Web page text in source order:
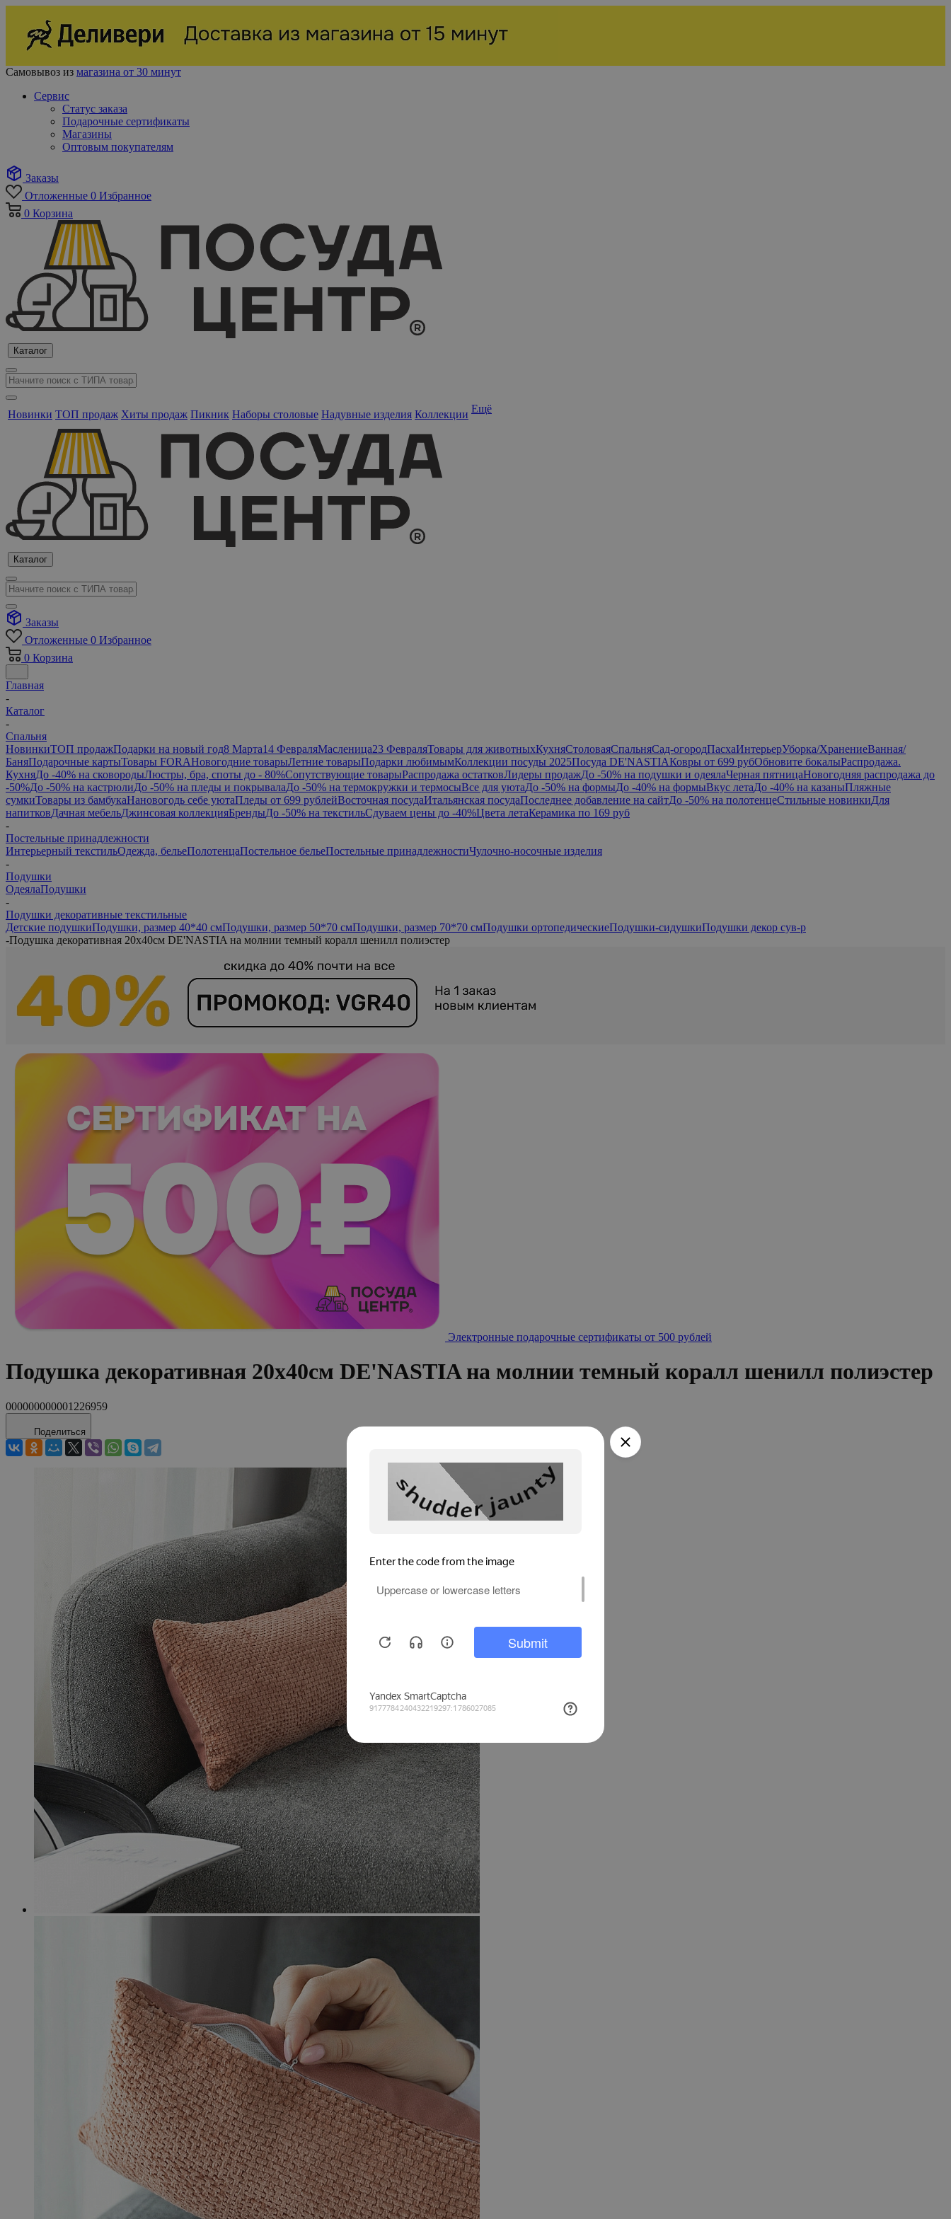
Самовывоз из магазина от 30 минут
Сервис
Статус заказа
Подарочные сертификаты
Магазины
Оптовым покупателям
Заказы
Отложенные 0 Избранное
0 Корзина
Каталог
Новинки ТОП продаж Хиты продаж Пикник Наборы столовые Надувные изделия Коллекции Ещё
Каталог
Заказы
Отложенные 0 Избранное
0 Корзина
Главная
-
Каталог
-
Спальня
НовинкиТОП продажПодарки на новый год8 Марта14 ФевраляМасленица23 ФевраляТовары для животныхКухняСтоловаяСпальняСад-огородПасхаИнтерьерУборка/ХранениеВанная/
БаняПодарочные картыТовары FORAНовогодние товарыЛетние товарыПодарки любимымКоллекции посуды 2025Посуда DE'NASTIAКовры от 699 рубОбновите бокалыРаспродажа.
КухняДо -40% на сковородыЛюстры, бра, споты до - 80%Сопутствующие товарыРаспродажа остатковЛидеры продажДо -50% на подушки и одеялаЧерная пятницаНовогодняя распродажа до
-50%До -50% на кастрюлиДо -50% на пледы и покрывалаДо -50% на термокружки и термосыВсе для уютаДо -50% на формыДо -40% на формыВкус летаДо -40% на казаныПляжные
сумкиТовары из бамбукаНановогодь себе уютаПледы от 699 рублейВосточная посудаИтальянская посудаПоследнее добавление на сайтДо -50% на полотенцеСтильные новинкиДля
напитковДачная мебельДжинсовая коллекцияБрендыДо -50% на текстильСдуваем цены до -40%Цвета летаКерамика по 169 руб
-
Постельные принадлежности
Интерьерный текстильОдежда, бельеПолотенцаПостельное бельеПостельные принадлежностиЧулочно-носочные изделия
-
Подушки
ОдеялаПодушки
-
Подушки декоративные текстильные
Детские подушкиПодушки, размер 40*40 смПодушки, размер 50*70 смПодушки, размер 70*70 смПодушки ортопедическиеПодушки-сидушкиПодушки декор сув-р
-Подушка декоративная 20х40см DE'NASTIA на молнии темный коралл шенилл полиэстер
Электронные подарочные сертификаты от 500 рублей
Подушка декоративная 20х40см DE'NASTIA на молнии темный коралл шенилл полиэстер
000000000001226959
Поделиться